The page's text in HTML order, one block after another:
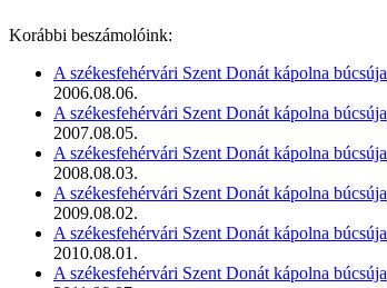
Korábbi beszámolóink:
A székesfehérvári Szent Donát kápolna búcsúja
2006.08.06.
A székesfehérvári Szent Donát kápolna búcsúja
2007.08.05.
A székesfehérvári Szent Donát kápolna búcsúja
2008.08.03.
A székesfehérvári Szent Donát kápolna búcsúja
2009.08.02.
A székesfehérvári Szent Donát kápolna búcsúja
2010.08.01.
A székesfehérvári Szent Donát kápolna búcsúja